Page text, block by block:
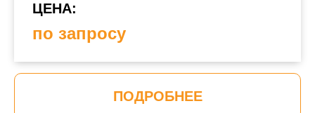
ЦЕНА:
по запросу
ПОДРОБНЕЕ